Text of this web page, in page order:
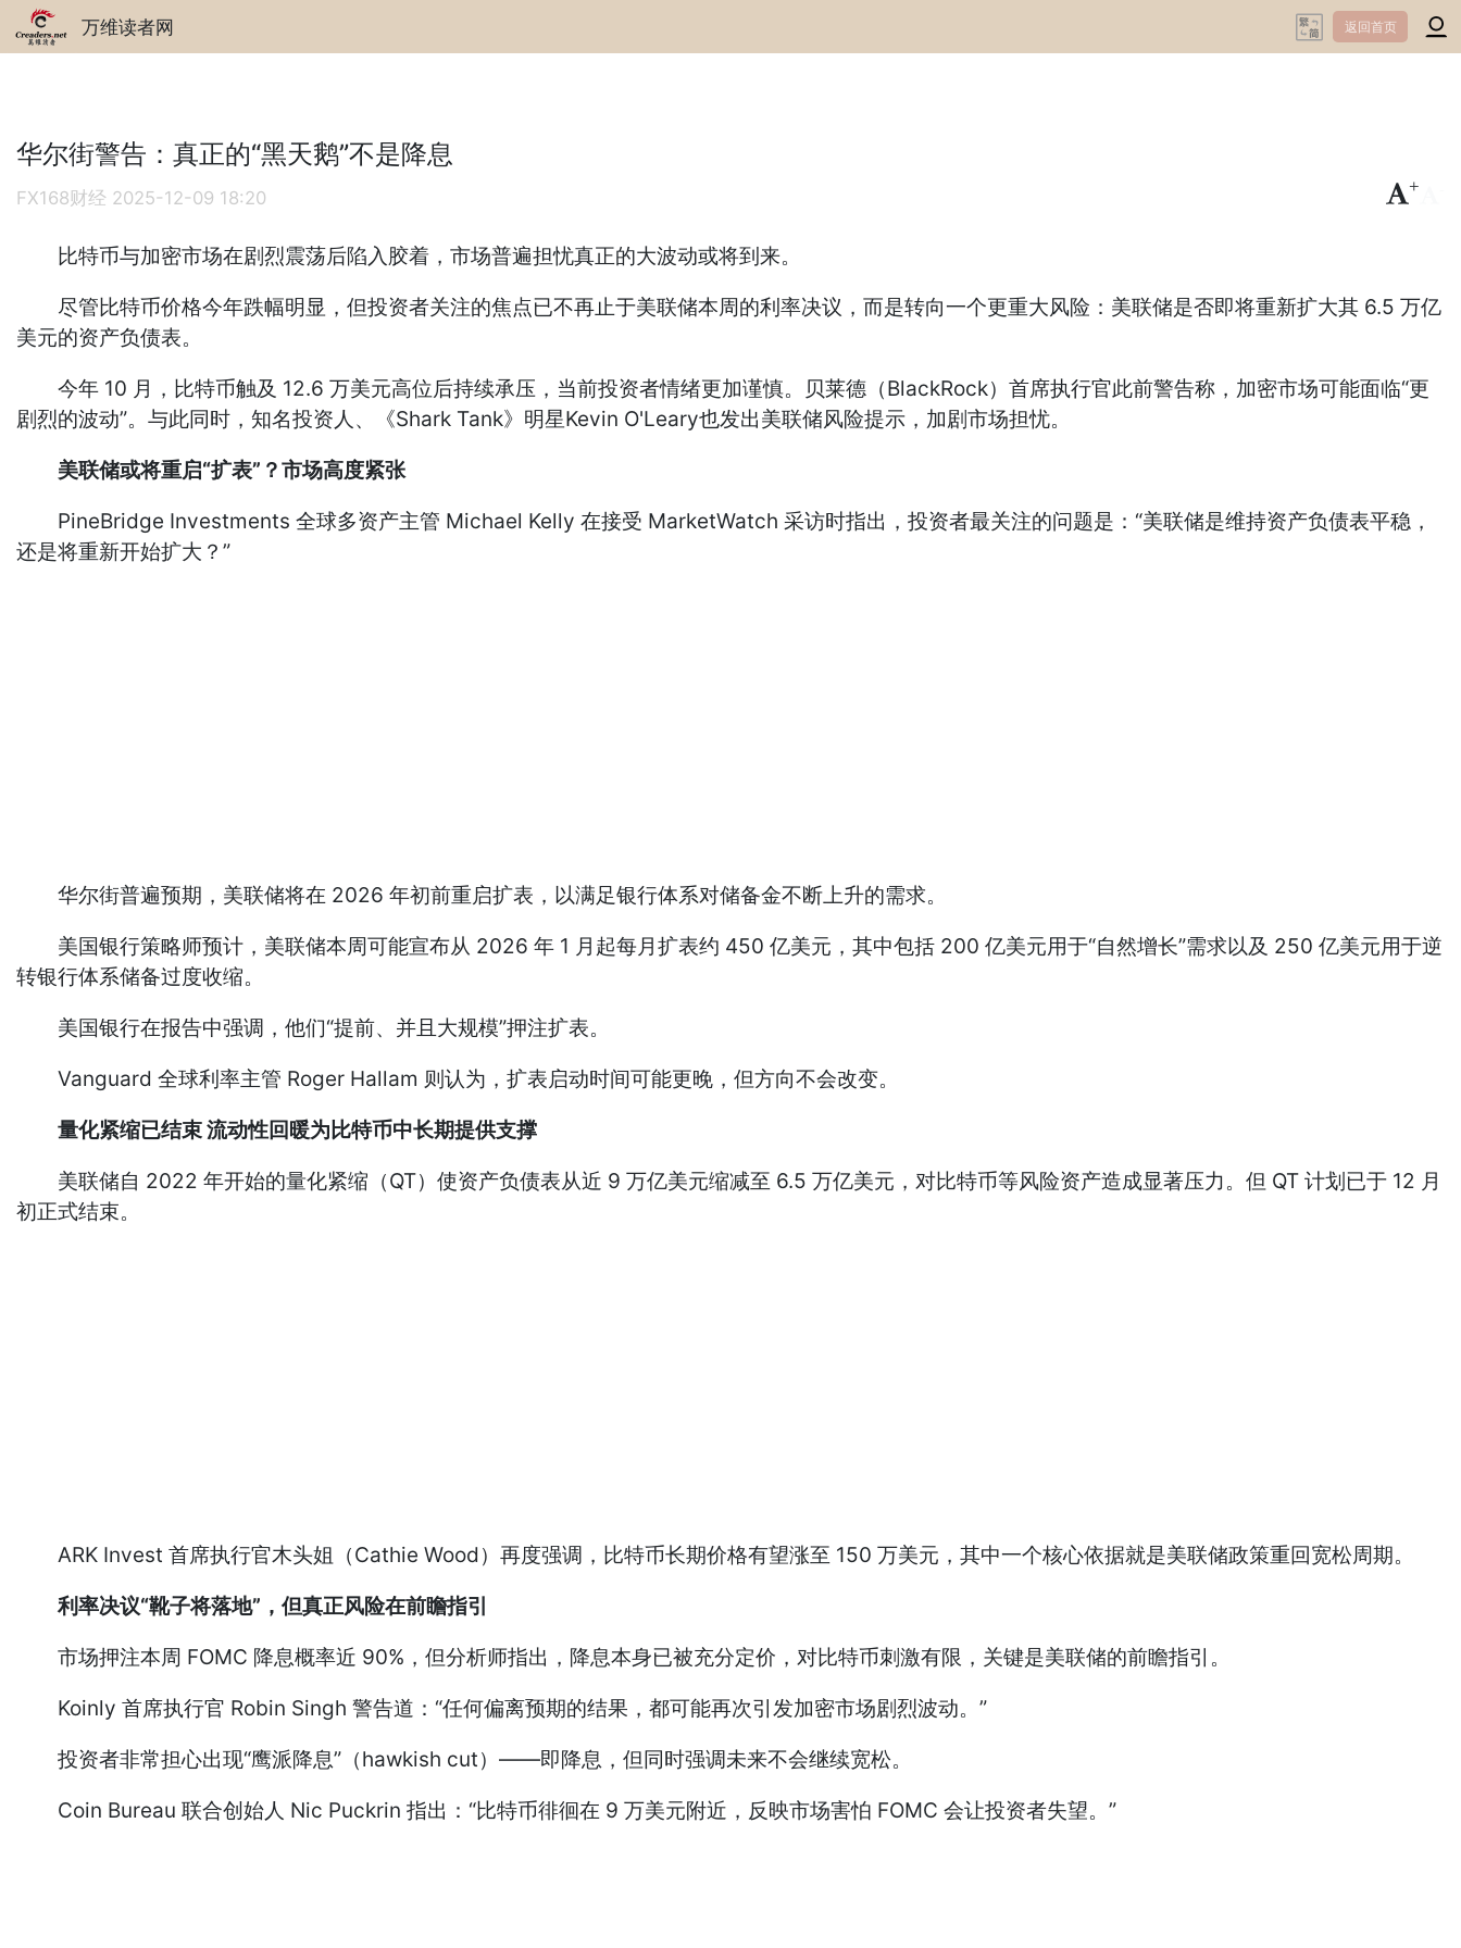
万维读者网 返回首页
华尔街警告：真正的“黑天鹅”不是降息
FX168财经 2025-12-09 18:20
+
比特币与加密市场在剧烈震荡后陷入胶着，市场普遍担忧真正的大波动或将到来。
尽管比特币价格今年跌幅明显，但投资者关注的焦点已不再止于美联储本周的利率决议，而是转向一个更重大风险：美联储是否即将重新扩大其 6.5 万亿
美元的资产负债表。
今年 10 月，比特币触及 12.6 万美元高位后持续承压，当前投资者情绪更加谨慎。贝莱德（BlackRock）首席执行官此前警告称，加密市场可能面临“更
剧烈的波动”。与此同时，知名投资人、《Shark Tank》明星Kevin O'Leary也发出美联储风险提示，加剧市场担忧。
美联储或将重启“扩表”？市场高度紧张
PineBridge Investments 全球多资产主管 Michael Kelly 在接受 MarketWatch 采访时指出，投资者最关注的问题是：“美联储是维持资产负债表平稳，
还是将重新开始扩大？”
华尔街普遍预期，美联储将在 2026 年初前重启扩表，以满足银行体系对储备金不断上升的需求。
美国银行策略师预计，美联储本周可能宣布从 2026 年 1 月起每月扩表约 450 亿美元，其中包括 200 亿美元用于“自然增长”需求以及 250 亿美元用于逆
转银行体系储备过度收缩。
美国银行在报告中强调，他们“提前、并且大规模”押注扩表。
Vanguard 全球利率主管 Roger Hallam 则认为，扩表启动时间可能更晚，但方向不会改变。
量化紧缩已结束 流动性回暖为比特币中长期提供支撑
美联储自 2022 年开始的量化紧缩（QT）使资产负债表从近 9 万亿美元缩减至 6.5 万亿美元，对比特币等风险资产造成显著压力。但 QT 计划已于 12 月
初正式结束。
ARK Invest 首席执行官木头姐（Cathie Wood）再度强调，比特币长期价格有望涨至 150 万美元，其中一个核心依据就是美联储政策重回宽松周期。
利率决议“靴子将落地”，但真正风险在前瞻指引
市场押注本周 FOMC 降息概率近 90%，但分析师指出，降息本身已被充分定价，对比特币刺激有限，关键是美联储的前瞻指引。
Koinly 首席执行官 Robin Singh 警告道：“任何偏离预期的结果，都可能再次引发加密市场剧烈波动。”
投资者非常担心出现“鹰派降息”（hawkish cut）——即降息，但同时强调未来不会继续宽松。
Coin Bureau 联合创始人 Nic Puckrin 指出：“比特币徘徊在 9 万美元附近，反映市场害怕 FOMC 会让投资者失望。”